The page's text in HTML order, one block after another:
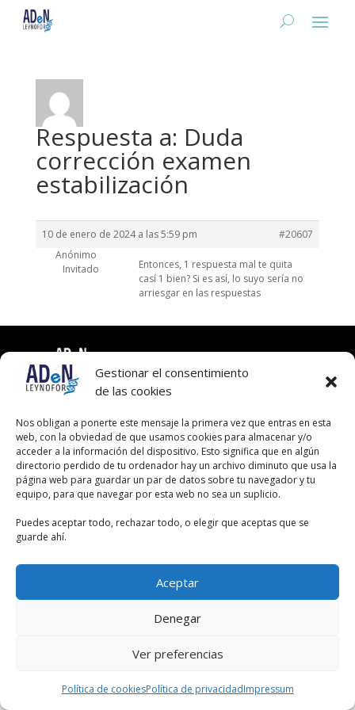
Gestionar el consentimiento
de las cookies
Nos obligan a ponerte este mensaje la primera vez que entras en esta
web, con la obviedad de que usamos cookies para almacenar y/o
acceder a la información del dispositivo. Esto significa que en algún
directorio perdido de tu ordenador hay un archivo diminuto que usa la
página web para guardar un par de datos sobre tu navegador y tu
equipo, para que navegar por esta web no sea un suplicio.
Puedes aceptar todo, rechazar todo, o elegir que aceptas que se
guarde ahí.
Aceptar
Denegar
Ver preferencias
Política de cookiesPolítica de privacidadImpressum
Respuesta a: Duda
corrección examen
estabilización
10 de enero de 2024 a las 5:59 pm
#20607
Anónimo
Invitado
Entonces, 1 respuesta mal te quita
casí 1 bien? Si es así, lo suyo sería no
arriesgar en las respuestas